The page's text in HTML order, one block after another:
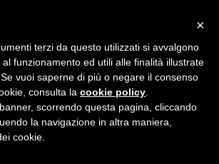
×
terzi da questo utilizzati si avvalgono
funzionamento ed utili alle finalità illustrate
vuoi saperne di più o negare il consenso
consulta la cookie policy
scorrendo questa pagina, cliccando
la navigazione in altra maniera,
cookie.